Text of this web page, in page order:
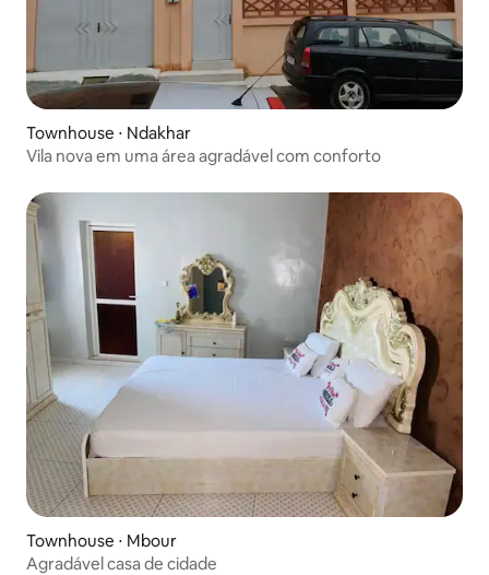
Townhouse ⋅ Ndakhar
Vila nova em uma área agradável com conforto
Townhouse ⋅ Mbour
Agradável casa de cidade